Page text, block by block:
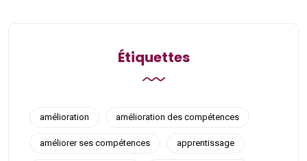
Étiquettes
amélioration amélioration des compétences
améliorer ses compétences apprentissage